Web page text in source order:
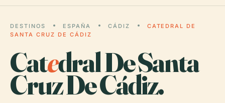
DESTINOS ESPAÑA CÁDIZ
CATEDRAL DE
SANTA CRUZ DE CÁDIZ
Catedral De Santa
Cruz De Cádiz.